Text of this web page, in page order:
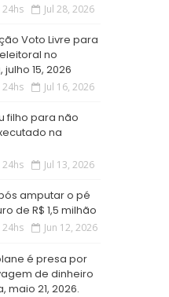
Jul 28, 2026
Voto Livre para
no
15, 2026
Jul 16, 2026
filho para não
na
Jul 13, 2026
amputar o pé
de R$ 1,5 milhão
Jun 12, 2026
é presa por
de dinheiro
maio 21, 2026.